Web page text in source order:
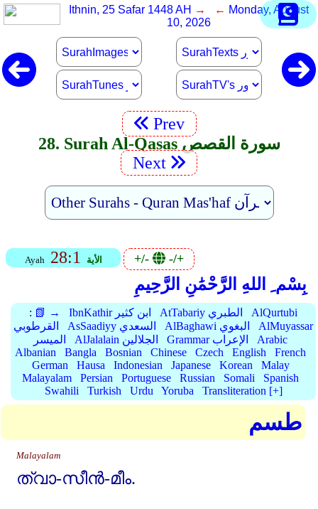
Ithnin, 25 Safar 1448 AH → ← Monday, August
10, 2026
Prev
28. Surah Al-Qasas سورة القصص
Next
Ayah 28:1 الأية +/- -/+
بِسْم ِ اللهِ الرَّحْمَٰنِ الرَّحِيمِ
: 📗 → IbnKathir ابن كثير AtTabariy الطبري
AlQurtubi
القرطوبي
AsSaadiyy السعدي AlBaghawi البغوي
AlMuyassar
الميسر
AlJalalain الجلالين Grammar الإعراب
Arabic
Albanian
Bangla Bosnian Chinese Czech English
French
German
Hausa Indonesian Japanese Korean
Malay
Malayalam
Persian Portuguese Russian Somali
Spanish
Swahili
Turkish Urdu Yoruba Transliteration [+]
طسم
Malayalam
ത്വാ-സീന്‍-മീം.